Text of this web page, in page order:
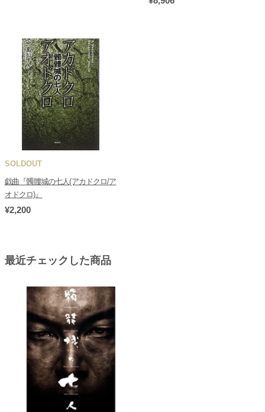
SOLDOUT
戯曲『髑髏城の七人(アカドクロ/ア
オドクロ)』
¥2,200
最近チェックした商品